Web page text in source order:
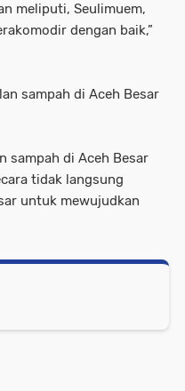
meliputi, Seulimuem,
dengan baik,”
sampah di Aceh Besar
sampah di Aceh Besar
tidak langsung
untuk mewujudkan